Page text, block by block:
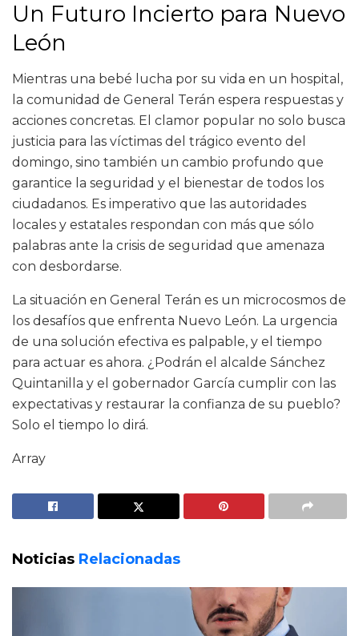
Un Futuro Incierto para Nuevo
León
Mientras una bebé lucha por su vida en un hospital,
la comunidad de General Terán espera respuestas y
acciones concretas. El clamor popular no solo busca
justicia para las víctimas del trágico evento del
domingo, sino también un cambio profundo que
garantice la seguridad y el bienestar de todos los
ciudadanos. Es imperativo que las autoridades
locales y estatales respondan con más que sólo
palabras ante la crisis de seguridad que amenaza
con desbordarse.
La situación en General Terán es un microcosmos de
los desafíos que enfrenta Nuevo León. La urgencia
de una solución efectiva es palpable, y el tiempo
para actuar es ahora. ¿Podrán el alcalde Sánchez
Quintanilla y el gobernador García cumplir con las
expectativas y restaurar la confianza de su pueblo?
Solo el tiempo lo dirá.
Array
Noticias Relacionadas